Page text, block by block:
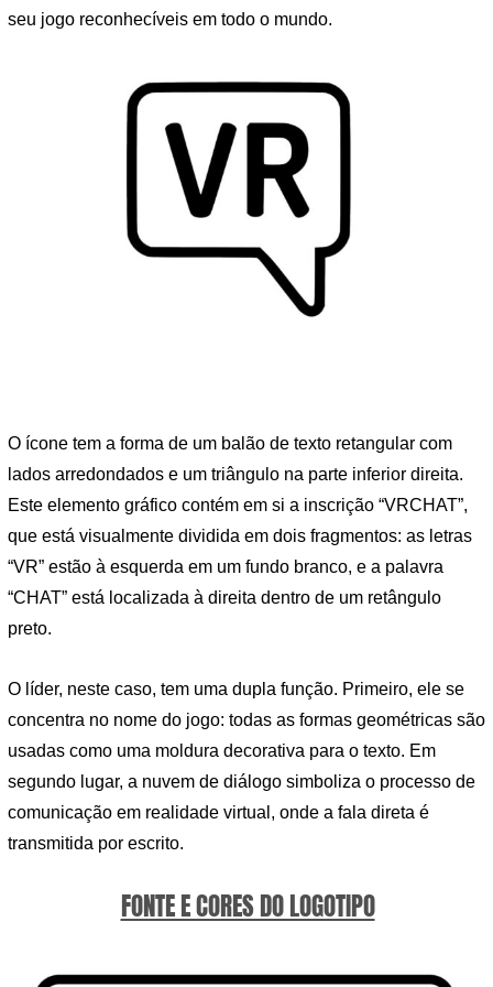
seu jogo reconhecíveis em todo o mundo.
O ícone tem a forma de um balão de texto retangular com
lados arredondados e um triângulo na parte inferior direita.
Este elemento gráfico contém em si a inscrição “VRCHAT”,
que está visualmente dividida em dois fragmentos: as letras
“VR” estão à esquerda em um fundo branco, e a palavra
“CHAT” está localizada à direita dentro de um retângulo
preto.
O líder, neste caso, tem uma dupla função. Primeiro, ele se
concentra no nome do jogo: todas as formas geométricas são
usadas como uma moldura decorativa para o texto. Em
segundo lugar, a nuvem de diálogo simboliza o processo de
comunicação em realidade virtual, onde a fala direta é
transmitida por escrito.
FONTE E CORES DO LOGOTIPO